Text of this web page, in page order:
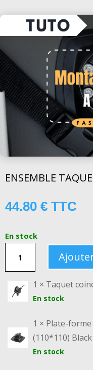
ENSEMBLE
44.80 € TTC
En stock
TAQUET
COLLER
1 × Taquet
En stock
1 × Plate-
(110*110) Black
En stock